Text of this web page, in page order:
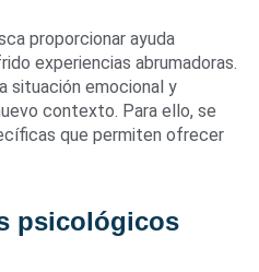
proporcionar ayuda
experiencias abrumadoras.
situación emocional y
contexto. Para ello, se
que permiten ofrecer
psicológicos